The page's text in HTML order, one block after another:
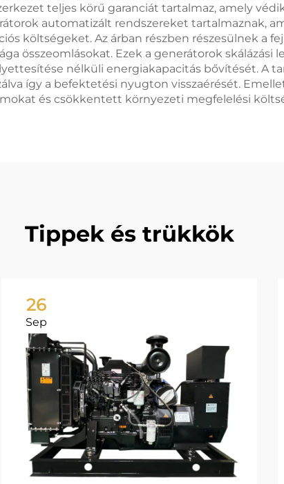
teljes körű garanciát tartalmaz, amely
automatizált rendszereket tartalmaznak,
költségeket. Az árban részben részesülnek a
összeomlásokat. Ezek a generátorok
nélküli energiakapacitás bővítését. A
így a befektetési nyugton visszaérését.
és csökkentett környezeti megfelelési
Tippek és trükkök
26
Sep